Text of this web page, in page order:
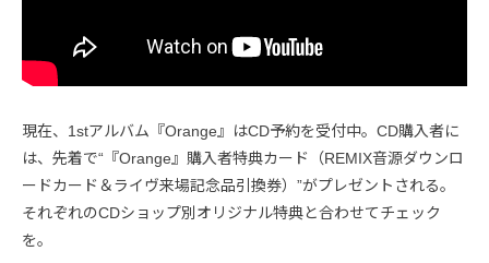
現在、1stアルバム『Orange』はCD予約を受付中。CD購入者に
は、先着で“『Orange』購入者特典カード（REMIX音源ダウンロ
ードカード＆ライヴ来場記念品引換券）”がプレゼントされる。
それぞれのCDショップ別オリジナル特典と合わせてチェック
を。